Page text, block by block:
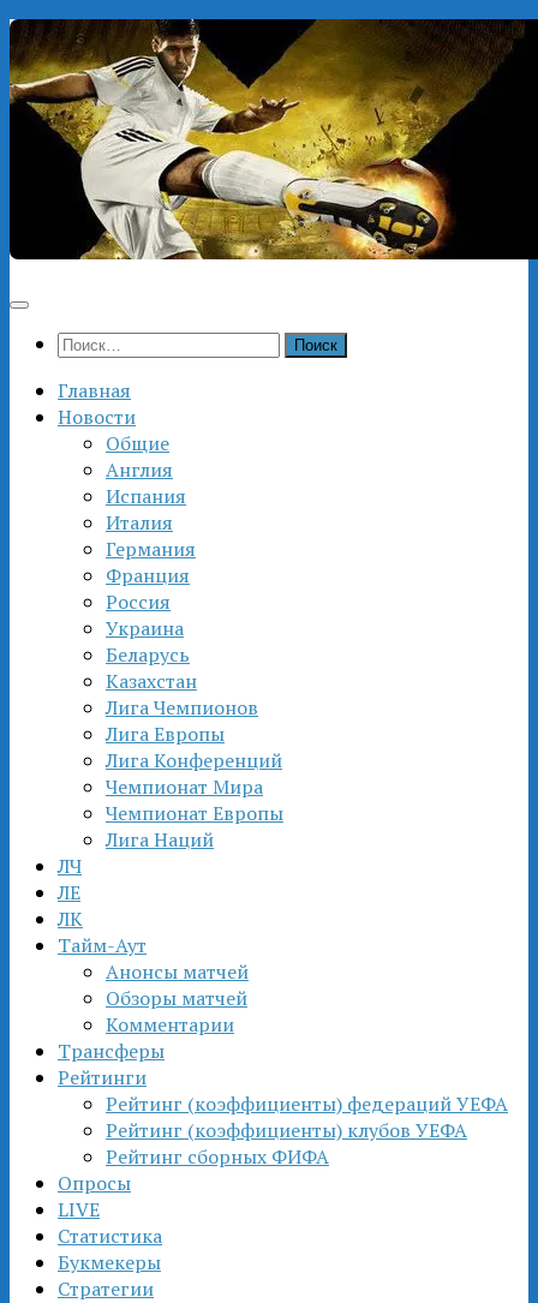
Перейти
к
содержимому
Найти:
Главная
Новости
Общие
Англия
Испания
Италия
Германия
Франция
Россия
Украина
Беларусь
Казахстан
Лига Чемпионов
Лига Европы
Лига Конференций
Чемпионат Мира
Чемпионат Европы
Лига Наций
ЛЧ
ЛЕ
ЛК
Тайм-Аут
Анонсы матчей
Обзоры матчей
Комментарии
Трансферы
Рейтинги
Рейтинг (коэффициенты) федераций УЕФА
Рейтинг (коэффициенты) клубов УЕФА
Рейтинг сборных ФИФА
Опросы
LIVE
Статистика
Букмекеры
Стратегии